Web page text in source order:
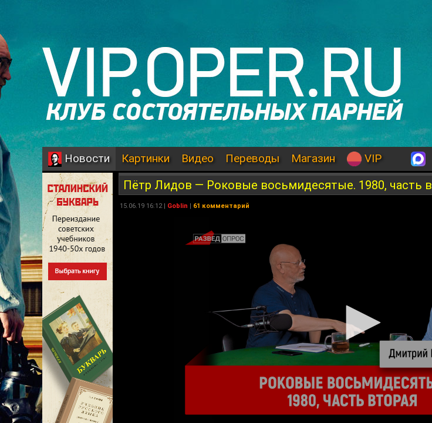
Новости Картинки Видео Переводы Магазин VIP
Пётр Лидов — Роковые восьмидесятые. 1980, часть
15.06.19 16:12 | Goblin | 61 комментарий